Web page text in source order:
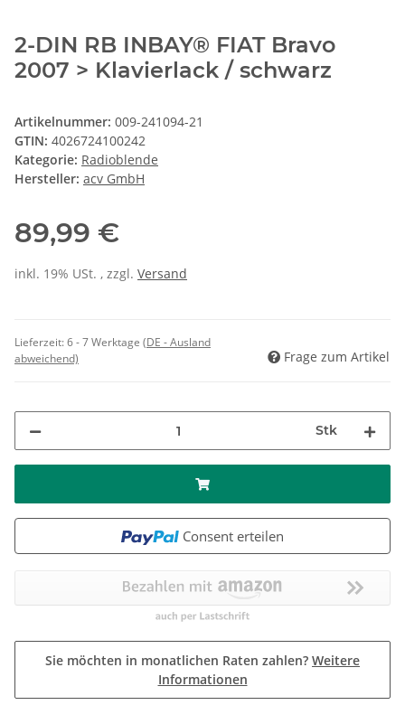
2-DIN RB INBAY® FIAT Bravo
2007 > Klavierlack / schwarz
Artikelnummer: 009-241094-21
GTIN: 4026724100242
Kategorie: Radioblende
Hersteller: acv GmbH
89,99 €
inkl. 19% USt. , zzgl. Versand
Lieferzeit:6 - 7 Werktage (DE - Ausland
abweichend)
Frage zum Artikel
Stk
Consent erteilen
Sie möchten in monatlichen Raten zahlen? Weitere
Informationen